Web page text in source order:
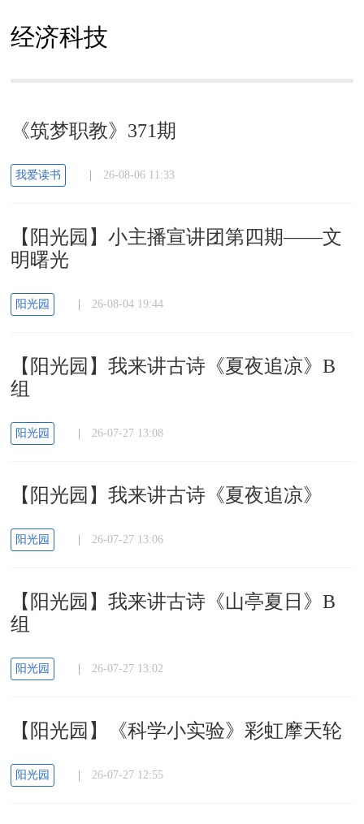
经济科技
《筑梦职教》371期
我爱读书 |26-08-06 11:33
【阳光园】小主播宣讲团第四期——文
明曙光
阳光园 |26-08-04 19:44
【阳光园】我来讲古诗《夏夜追凉》B
组
阳光园 |26-07-27 13:08
【阳光园】我来讲古诗《夏夜追凉》
阳光园 |26-07-27 13:06
【阳光园】我来讲古诗《山亭夏日》B
组
阳光园 |26-07-27 13:02
【阳光园】《科学小实验》彩虹摩天轮
阳光园 |26-07-27 12:55